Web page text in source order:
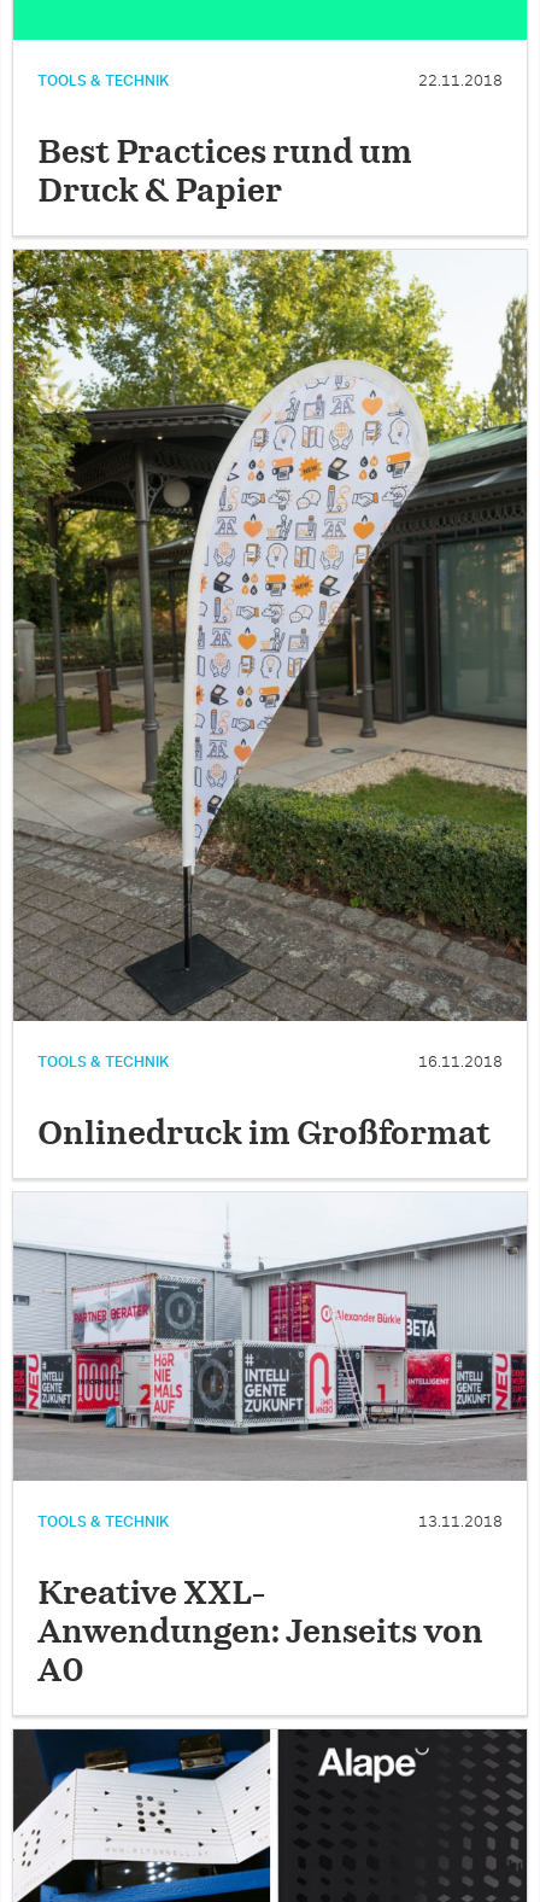
TOOLS & TECHNIK 22.11.2018
Best Practices rund um
Druck & Papier
TOOLS & TECHNIK 16.11.2018
Onlinedruck im Großformat
TOOLS & TECHNIK 13.11.2018
Kreative XXL-
Anwendungen: Jenseits von
A0